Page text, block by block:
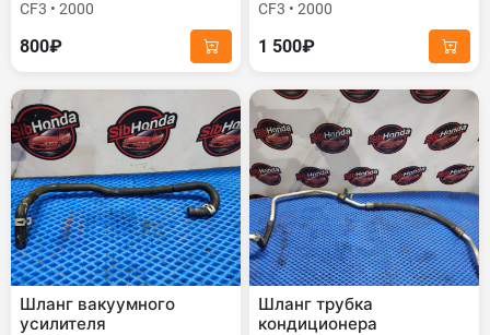
CF3 • 2000
800₽
CF3 • 2000
1 500₽
Шланг вакуумного
усилителя
Шланг трубка
кондиционера